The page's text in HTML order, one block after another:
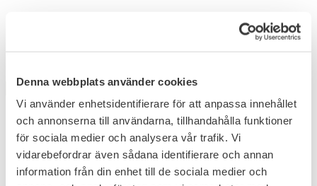
Denna webbplats använder cookies
Vi använder enhetsidentifierare för att anpassa innehållet
och annonserna till användarna, tillhandahålla funktioner
för sociala medier och analysera vår trafik. Vi
vidarebefordrar även sådana identifierare och annan
information från din enhet till de sociala medier och
NYHET